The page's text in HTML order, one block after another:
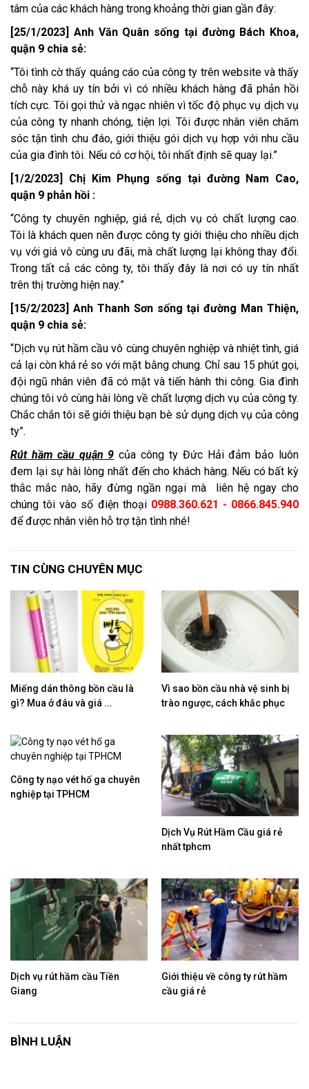
tâm của các khách hàng trong khoảng thời gian gần đây:
[25/1/2023] Anh Văn Quân sống tại đường Bách Khoa,
quận 9 chia sẻ:
“Tôi tình cờ thấy quảng cáo của công ty trên website và thấy
chỗ này khá uy tín bởi vì có nhiều khách hàng đã phản hồi
tích cực. Tôi gọi thử và ngạc nhiên vì tốc độ phục vụ dịch vụ
của công ty nhanh chóng, tiện lợi. Tôi được nhân viên chăm
sóc tận tình chu đáo, giới thiệu gói dịch vụ hợp với nhu cầu
của gia đình tôi. Nếu có cơ hội, tôi nhất định sẽ quay lại.”
[1/2/2023] Chị Kim Phụng sống tại đường Nam Cao,
quận 9 phản hồi :
“Công ty chuyên nghiệp, giá rẻ, dịch vụ có chất lượng cao.
Tôi là khách quen nên được công ty giới thiệu cho nhiều dịch
vụ với giá vô cùng ưu đãi, mà chất lượng lại không thay đổi.
Trong tất cả các công ty, tôi thấy đây là nơi có uy tín nhất
trên thị trường hiện nay.”
[15/2/2023] Anh Thanh Sơn sống tại đường Man Thiện,
quận 9 chia sẻ:
“Dịch vụ rút hầm cầu vô cùng chuyên nghiệp và nhiệt tình, giá
cả lại còn khá rẻ so với mặt bằng chung. Chỉ sau 15 phút gọi,
đội ngũ nhân viên đã có mặt và tiến hành thi công. Gia đình
chúng tôi vô cùng hài lòng về chất lượng dịch vụ của công ty.
Chắc chắn tôi sẽ giới thiệu bạn bè sử dụng dịch vụ của công
ty”.
Rút hầm cầu quận 9 của công ty Đức Hải đảm bảo luôn
đem lại sự hài lòng nhất đến cho khách hàng. Nếu có bất kỳ
thắc mắc nào, hãy đừng ngần ngại mà liên hệ ngay cho
chúng tôi vào số điện thoại 0988.360.621 - 0866.845.940
để được nhân viên hỗ trợ tận tình nhé!
TIN CÙNG CHUYÊN MỤC
Miếng dán thông bồn cầu là
gì? Mua ở đâu và giá ...
Vì sao bồn cầu nhà vệ sinh bị
trào ngược, cách khắc phục
Công ty nạo vét hố ga chuyên
nghiệp tại TPHCM
​Dịch Vụ Rút Hầm Cầu giá rẻ
nhất tphcm
​Dịch vụ rút hầm cầu Tiền
Giang
​Giới thiệu về công ty rút hầm
cầu giá rẻ
BÌNH LUẬN